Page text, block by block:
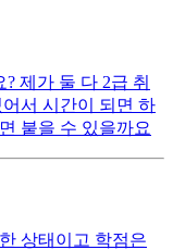
제가 둘 다 2급 취
서 시간이 되면 하
붙을 수 있을까요
상태이고 학점은